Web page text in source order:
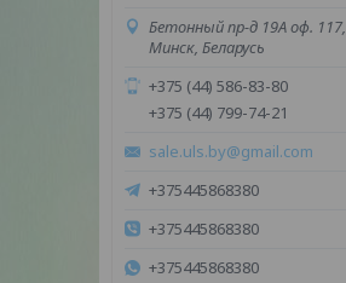
Бетонный пр-д 19А оф. 117,
Минск, Беларусь
+375 (44) 586-83-80
+375 (44) 799-74-21
sale.uls.by@gmail.com
+375445868380
+375445868380
+375445868380